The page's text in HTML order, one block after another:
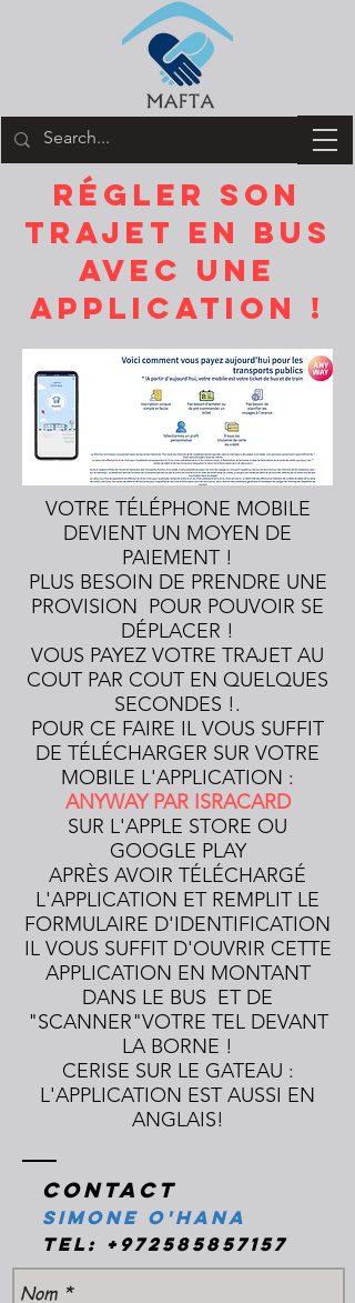
RÉGLER SON
TRAJET EN BUS
AVEC UNE
APPLICATION !
VOTRE TÉLÉPHONE MOBILE
DEVIENT UN MOYEN DE
PAIEMENT !
PLUS BESOIN DE PRENDRE UNE
PROVISION POUR POUVOIR SE
DÉPLACER !
VOUS PAYEZ VOTRE TRAJET AU
COUT PAR COUT EN QUELQUES
SECONDES !.
POUR CE FAIRE IL VOUS SUFFIT
DE TÉLÉCHARGER SUR VOTRE
MOBILE L'APPLICATION :
ANYWAY PAR ISRACARD
SUR L'APPLE STORE OU
GOOGLE PLAY
APRÈS AVOIR TÉLÉCHARGÉ
L'APPLICATION ET REMPLIT LE
FORMULAIRE D'IDENTIFICATION
IL VOUS SUFFIT D'OUVRIR CETTE
APPLICATION EN MONTANT
DANS LE BUS ET DE
"SCANNER"VOTRE TEL DEVANT
LA BORNE !
CERISE SUR LE GATEAU :
L'APPLICATION EST AUSSI EN
ANGLAIS!
Contact
Simone O'Hana
Tel: +972585857157